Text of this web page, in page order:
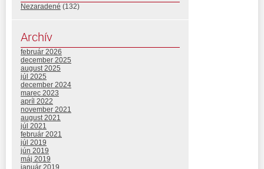
Nezaradené (132)
Archív
február 2026
december 2025
august 2025
júl 2025
december 2024
marec 2023
apríl 2022
november 2021
august 2021
júl 2021
február 2021
júl 2019
jún 2019
máj 2019
január 2019